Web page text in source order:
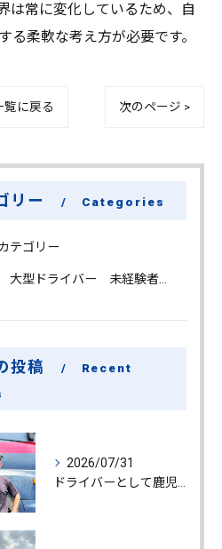
は常に変化しているため、自
る柔軟な考え方が必要です。
覧に戻る 次のページ >
リー Categories
テゴリー
型ドライバー 未経験者 大募集
投稿
Recent
2026/07/31